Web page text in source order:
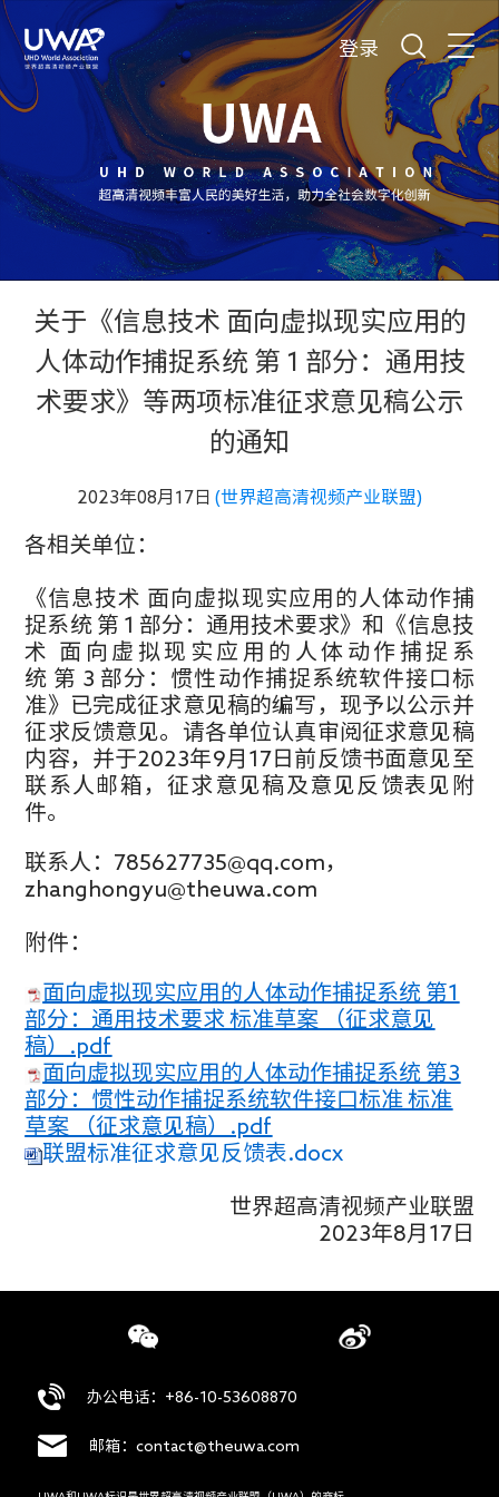
登录
关于《信息技术 面向虚拟现实应用的
人体动作捕捉系统 第 1 部分：通用技
术要求》等两项标准征求意见稿公示
的通知
2023年08月17日 (世界超高清视频产业联盟)
各相关单位：
《信息技术 面向虚拟现实应用的人体动作捕
捉系统 第 1 部分：通用技术要求》和《信息技
术 面向虚拟现实应用的人体动作捕捉系
统 第 3 部分：惯性动作捕捉系统软件接口标
准》已完成征求意见稿的编写，现予以公示并
征求反馈意见。请各单位认真审阅征求意见稿
内容，并于2023年9月17日前反馈书面意见至
联系人邮箱，征求意见稿及意见反馈表见附
件。
联系人：785627735@qq.com，
zhanghongyu@theuwa.com
附件：
面向虚拟现实应用的人体动作捕捉系统 第1
部分：通用技术要求 标准草案 （征求意见
稿）.pdf
面向虚拟现实应用的人体动作捕捉系统 第3
部分：惯性动作捕捉系统软件接口标准 标准
草案 （征求意见稿）.pdf
联盟标准征求意见反馈表.docx
世界超高清视频产业联盟
2023年8月17日
办公电话：+86-10-53608870
邮箱：contact@theuwa.com